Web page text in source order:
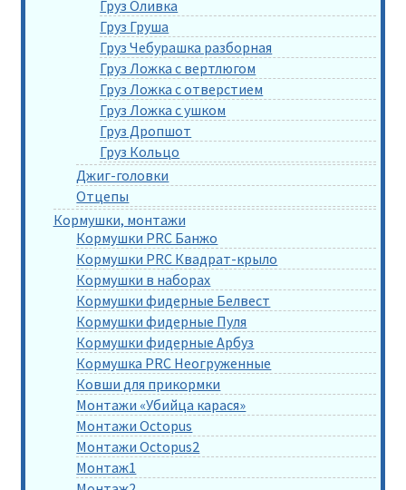
Груз Оливка
Груз Груша
Груз Чебурашка разборная
Груз Ложка с вертлюгом
Груз Ложка с отверстием
Груз Ложка с ушком
Груз Дропшот
Груз Кольцо
Джиг-головки
Отцепы
Кормушки, монтажи
Кормушки PRC Банжо
Кормушки PRC Квадрат-крыло
Кормушки в наборах
Кормушки фидерные Белвест
Кормушки фидерные Пуля
Кормушки фидерные Арбуз
Кормушка PRC Неогруженные
Ковши для прикормки
Монтажи «Убийца карася»
Монтажи Octopus
Монтажи Octopus2
Монтаж1